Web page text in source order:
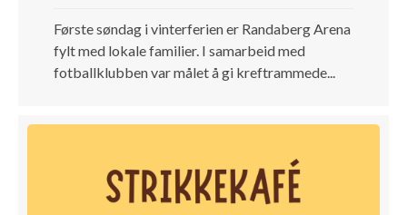
Første søndag i vinterferien er Randaberg Arena
fylt med lokale familier. I samarbeid med
fotballklubben var målet å gi kreftrammede...